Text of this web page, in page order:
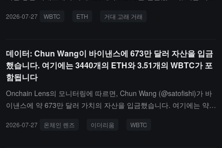
개의 ETH와 820개의 WBTC를 매수했으며, 총 가치는 1.56억 달러
2026-07-27 WBTC ETH 거대 고래 거래
데이터: Chun Wang이 바이낸스에 673만 달러 자산을 입금
했습니다. 여기에는 3440개의 ETH와 3.51개의 WBTC가 포
함됩니다
Onchain Lens의 모니터링에 따르면, Chun Wang (@satofishi)가 바
이낸스에 약 673만 달러 가치의 자산을 입금했습니다. 여기에는 약 6
가 포함됩니다. 최신 전송은 8분 전에 발생했습니다.
2026-07-27 온체인 렌즈 이더리움 WBTC